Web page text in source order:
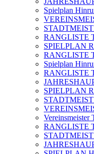
Spielplan
RANGLISTE
SPIELPLAN
RANGLISTE
Spielplan
RANGLISTE
SPIELPLAN
Vereinsmeister
RANGLISTE